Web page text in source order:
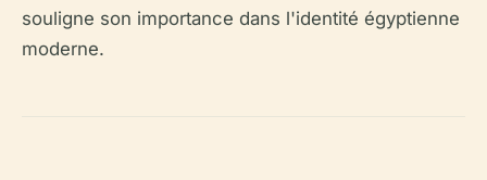
souligne son importance dans l'identité égyptienne
moderne.